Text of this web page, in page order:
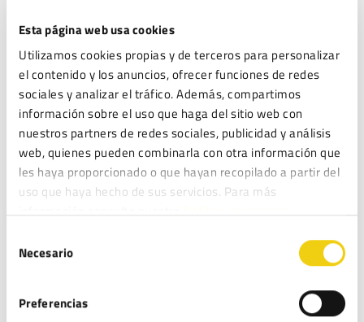
Esta página web usa cookies
Utilizamos cookies propias y de terceros para personalizar
el contenido y los anuncios, ofrecer funciones de redes
sociales y analizar el tráfico. Además, compartimos
información sobre el uso que haga del sitio web con
nuestros partners de redes sociales, publicidad y análisis
web, quienes pueden combinarla con otra información que
les haya proporcionado o que hayan recopilado a partir del
uso que haya hecho de sus servicios. Para más
información consulte nuestraPolítica de cookies.
Necesario
Preferencias
todo el mundo sabes que es mi jefe se
sobreentendera puedo hacerlo o tendré
represaliar el en el mensaje solo dice que
Fulanito quiere que me despidan nada más
28 SEPTIEMBRE, 2025 EN 3:43 PM
Rodrigo Catalán dice:
Buenas tardes.
No deberías publicar el recorte, aunque
contexto permitiría identificar a la
consecuencias legales o laborales. Si lo
que quieres es denunciar una situación